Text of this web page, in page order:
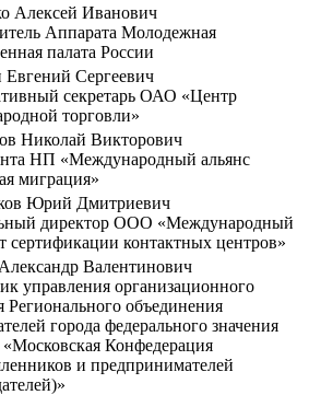
Алексей Иванович
Аппарата Молодежная
палата России
Евгений Сергеевич
секретарь ОАО «Центр
торговли»
Николай Викторович
НП «Международный альянс
миграция»
Юрий Дмитриевич
директор ООО «Международный
сертификации контактных центров»
Валентинович
управления организационного
Регионального объединения
города федерального значения
Конфедерация
и предпринимателей